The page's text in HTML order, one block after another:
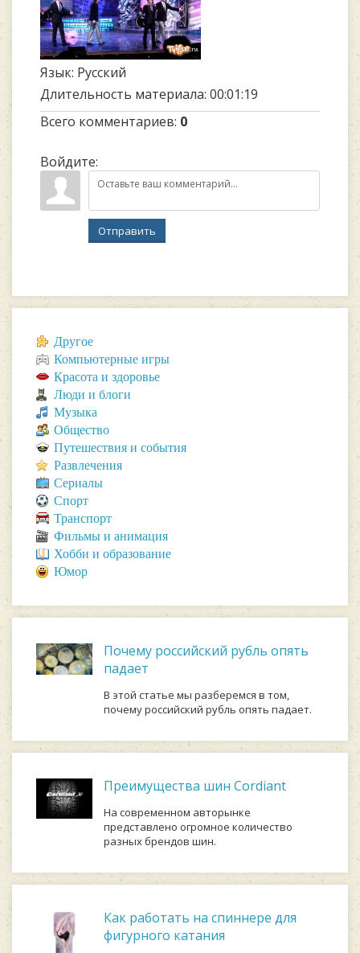
Язык: Русский
Длительность материала: 00:01:19
Всего комментариев: 0
Войдите:
Отправить
Другое
Компьютерные игры
Красота и здоровье
Люди и блоги
Музыка
Общество
Путешествия и события
Развлечения
Сериалы
Спорт
Транспорт
Фильмы и анимация
Хобби и образование
Юмор
Почему российский рубль опять
падает
В этой статье мы разберемся в том,
почему российский рубль опять падает.
Преимущества шин Cordiant
На современном авторынке
представлено огромное количество
разных брендов шин.
Как работать на спиннере для
фигурного катания